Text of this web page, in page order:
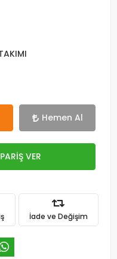
Hemen Al
VER
İade ve Değişim